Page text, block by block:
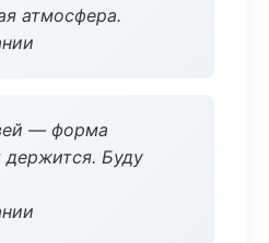
атмосфера.
— форма
держится. Буду